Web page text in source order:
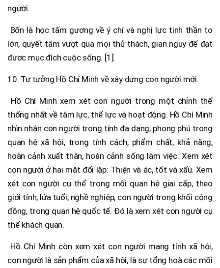
người.
Bốn là học tấm gương về ý chí và nghị lực tinh thần to
lớn, quyết tâm vượt qua mọi thử thách, gian nguy để đạt
được mục đích cuộc sống. [1].
10. Tư tưởng Hồ Chí Minh về xây dựng con người mới.
Hồ Chí Minh xem xét con người trong một chỉnh thể
thống nhất về tâm lực, thể lực và hoạt động. Hồ Chí Minh
nhìn nhận con người trong tính đa dạng, phong phú trong
quan hệ xã hội, trong tính cách, phẩm chất, khả năng,
hoàn cảnh xuất thân, hoàn cảnh sống làm việc. Xem xét
con người ở hai mặt đối lập: Thiện và ác, tốt và xấu. Xem
xét con người cụ thể trong mối quan hệ giai cấp, theo
giới tính, lứa tuổi, nghề nghiệp, con người trong khối cộng
đồng, trong quan hệ quốc tế. Đó là xem xét con người cụ
thể khách quan.
Hồ Chí Minh còn xem xét con người mang tính xã hội,
con người là sản phẩm của xã hội, là sự tổng hoà các mối